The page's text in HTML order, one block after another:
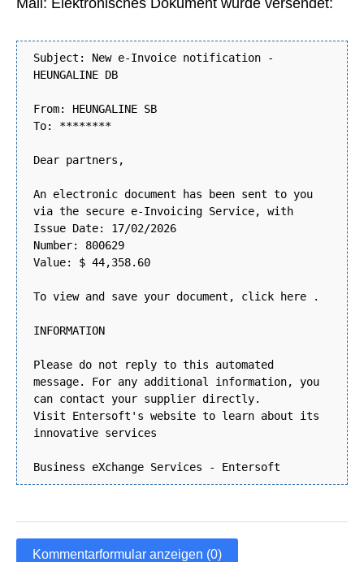
Mail: Elektronisches Dokument wurde versendet:
Subject: New e-Invoice notification -
HEUNGALINE DB
From: HEUNGALINE SB
To: ********
Dear partners,
An electronic document has been sent to you
via the secure e-Invoicing Service, with
Issue Date: 17/02/2026
Number: 800629
Value: $ 44,358.60
To view and save your document, click here .
INFORMATION
Please do not reply to this automated
message. For any additional information, you
can contact your supplier directly.
Visit Entersoft's website to learn about its
innovative services
Business eXchange Services - Entersoft
Kommentarformular anzeigen (0)